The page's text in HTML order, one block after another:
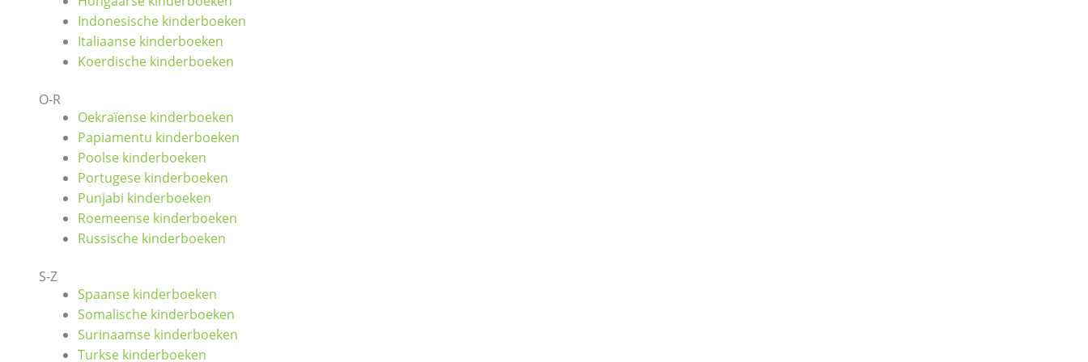
Indonesische kinderboeken
Italiaanse kinderboeken
Koerdische kinderboeken
O-R
Oekraïense kinderboeken
Papiamentu kinderboeken
Poolse kinderboeken
Portugese kinderboeken
Punjabi kinderboeken
Roemeense kinderboeken
Russische kinderboeken
S-Z
Spaanse kinderboeken
Somalische kinderboeken
Surinaamse kinderboeken
Turkse kinderboeken